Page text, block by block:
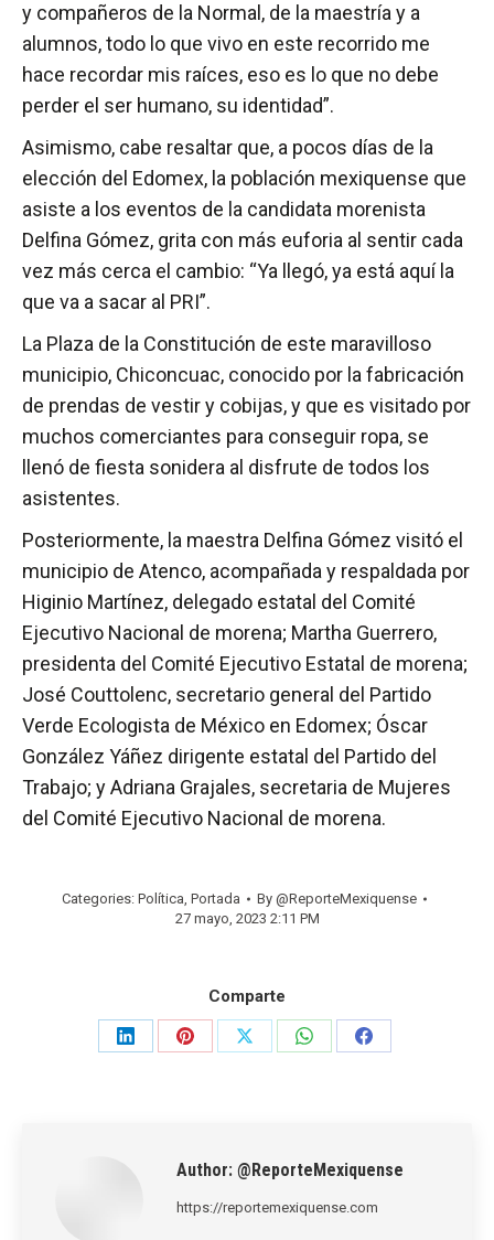
y compañeros de la Normal, de la maestría y a
alumnos, todo lo que vivo en este recorrido me
hace recordar mis raíces, eso es lo que no debe
perder el ser humano, su identidad”.
Asimismo, cabe resaltar que, a pocos días de la
elección del Edomex, la población mexiquense que
asiste a los eventos de la candidata morenista
Delfina Gómez, grita con más euforia al sentir cada
vez más cerca el cambio: “Ya llegó, ya está aquí la
que va a sacar al PRI”.
La Plaza de la Constitución de este maravilloso
municipio, Chiconcuac, conocido por la fabricación
de prendas de vestir y cobijas, y que es visitado por
muchos comerciantes para conseguir ropa, se
llenó de fiesta sonidera al disfrute de todos los
asistentes.
Posteriormente, la maestra Delfina Gómez visitó el
municipio de Atenco, acompañada y respaldada por
Higinio Martínez, delegado estatal del Comité
Ejecutivo Nacional de morena; Martha Guerrero,
presidenta del Comité Ejecutivo Estatal de morena;
José Couttolenc, secretario general del Partido
Verde Ecologista de México en Edomex; Óscar
González Yáñez dirigente estatal del Partido del
Trabajo; y Adriana Grajales, secretaria de Mujeres
del Comité Ejecutivo Nacional de morena.
Categories: Política, Portada By @ReporteMexiquense
27 mayo, 2023 2:11 PM
Comparte
Share
Share
Share
Share
Share
Author: @ReporteMexiquense
https://reportemexiquense.com